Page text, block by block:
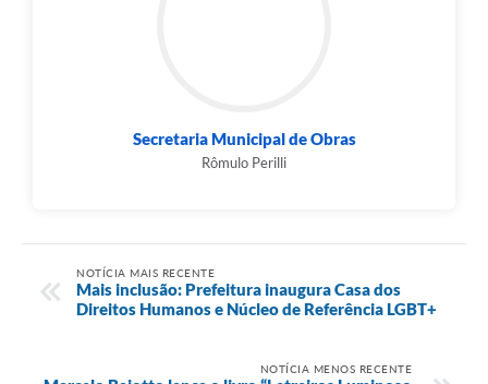
Secretaria Municipal de Obras
Rômulo Perilli
NOTÍCIA MAIS RECENTE
Mais inclusão: Prefeitura inaugura Casa dos
Direitos Humanos e Núcleo de Referência LGBT+
NOTÍCIA MENOS RECENTE